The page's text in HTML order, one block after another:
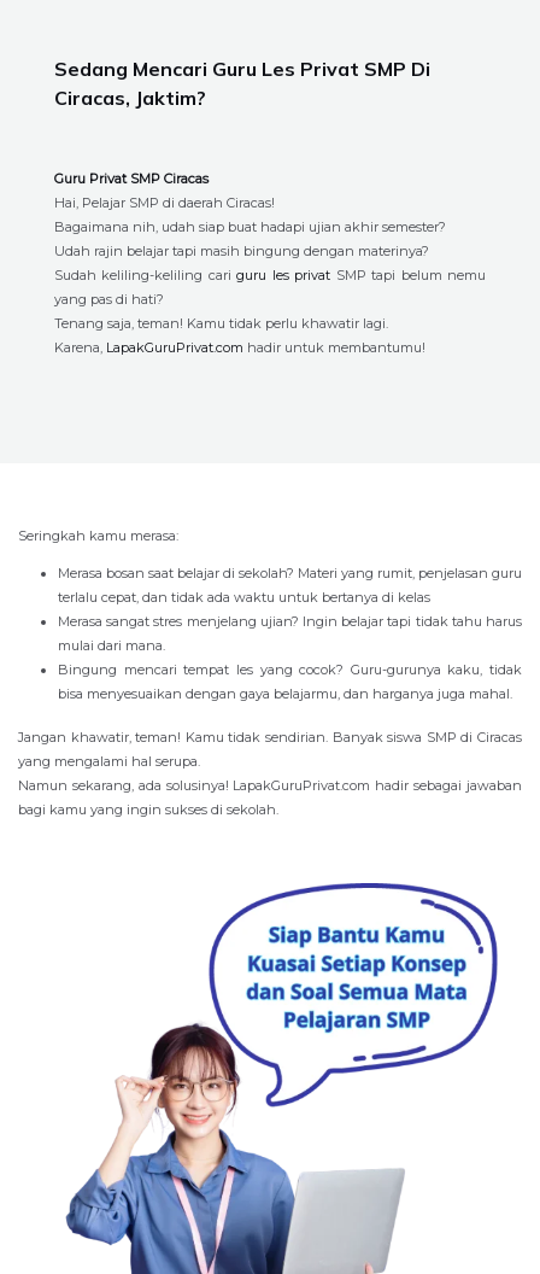
Sedang Mencari Guru Les Privat SMP Di
Ciracas, Jaktim?
Guru Privat SMP Ciracas
Hai, Pelajar SMP di daerah Ciracas!
Bagaimana nih, udah siap buat hadapi ujian akhir semester?
Udah rajin belajar tapi masih bingung dengan materinya?
Sudah keliling-keliling cariguru les privat SMP tapi belum nemu
yang pas di hati?
Tenang saja, teman! Kamu tidak perlu khawatir lagi.
Karena, LapakGuruPrivat.com hadir untuk membantumu!
Seringkah kamu merasa:
Merasa bosan saat belajar di sekolah? Materi yang rumit, penjelasan guru
terlalu cepat, dan tidak ada waktu untuk bertanya di kelas
Merasa sangat stres menjelang ujian? Ingin belajar tapi tidak tahu harus
mulai dari mana.
Bingung mencari tempat les yang cocok? Guru-gurunya kaku, tidak
bisa menyesuaikan dengan gaya belajarmu, dan harganya juga mahal.
Jangan khawatir, teman! Kamu tidak sendirian. Banyak siswa SMP di Ciracas
yang mengalami hal serupa.
Namun sekarang, ada solusinya! LapakGuruPrivat.com hadir sebagai jawaban
bagi kamu yang ingin sukses di sekolah.